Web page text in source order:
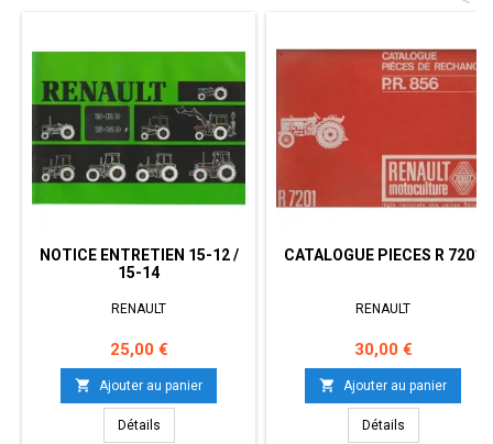
NOTICE ENTRETIEN 15-12 /
15-14
RENAULT
Prix
25,00 €
 Ajouter au panier
Détails
CATALOGUE PIECES R 7201
RENAULT
Prix
30,00 €
 Ajouter au panier
Détails